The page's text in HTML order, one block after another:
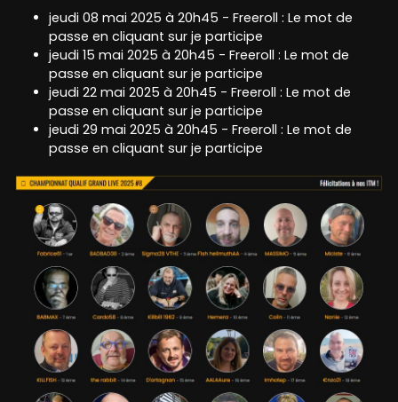
jeudi 08 mai 2025 à 20h45 - Freeroll : Le mot de
passe en cliquant sur je participe
jeudi 15 mai 2025 à 20h45 - Freeroll : Le mot de
passe en cliquant sur je participe
jeudi 22 mai 2025 à 20h45 - Freeroll : Le mot de
passe en cliquant sur je participe
jeudi 29 mai 2025 à 20h45 - Freeroll : Le mot de
passe en cliquant sur je participe